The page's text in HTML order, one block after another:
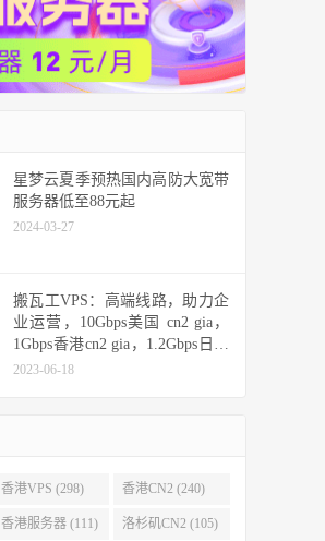
星梦云夏季预热国内高防大宽带
服务器低至88元起
2024-03-27
搬瓦工VPS：高端线路，助力企
业运营，10Gbps美国 cn2 gia，
1Gbps香港cn2 gia，1.2Gbps日本
cn2 gia，10Gbps日本软银
2023-06-18
香港VPS (298) 香港CN2 (240)
香港服务器 (111) 洛杉矶CN2 (105)